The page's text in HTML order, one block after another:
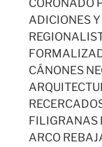
CORONADO
ADICIONES
CÁNONES
FILIGRANAS
ARCO